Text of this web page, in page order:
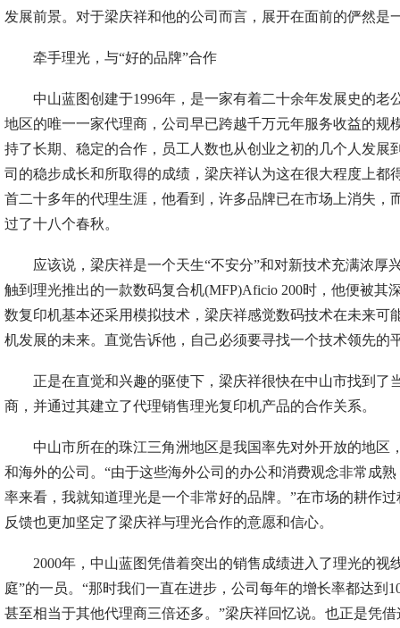
发展前景。对于梁庆祥和他的公司而言，展开在面前的俨然是
牵手理光，与“好的品牌”合作
中山蓝图创建于1996年，是一家有着二十余年发展史的老
地区的唯一一家代理商，公司早已跨越千万元年服务收益的规
持了长期、稳定的合作，员工人数也从创业之初的几个人发展
司的稳步成长和所取得的成绩，梁庆祥认为这在很大程度上都
首二十多年的代理生涯，他看到，许多品牌已在市场上消失，
过了十八个春秋。
应该说，梁庆祥是一个天生“不安分”和对新技术充满浓厚
触到理光推出的一款数码复合机(MFP)Aficio 200时，他便被
数复印机基本还采用模拟技术，梁庆祥感觉数码技术在未来可
机发展的未来。直觉告诉他，自己必须要寻找一个技术领先的
正是在直觉和兴趣的驱使下，梁庆祥很快在中山市找到了
商，并通过其建立了代理销售理光复印机产品的合作关系。
中山市所在的珠江三角洲地区是我国率先对外开放的地区
和海外的公司。“由于这些海外公司的办公和消费观念非常成
率来看，我就知道理光是一个非常好的品牌。”在市场的耕作
反馈也更加坚定了梁庆祥与理光合作的意愿和信心。
2000年，中山蓝图凭借着突出的销售成绩进入了理光的视
庭”的一员。“那时我们一直在进步，公司每年的增长率都达到
甚至相当于其他代理商三倍还多。”梁庆祥回忆说。也正是凭